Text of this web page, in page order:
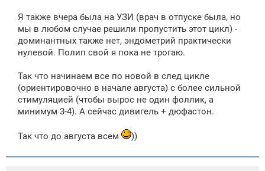
н
и
Я также вчера была на УЗИ (врач в отпуске была, но
мы в любом случае решили пропустить этот цикл) -
доминантных также нет, эндометрий практически
нулевой. Полип свой я пока не трогаю.
Так что начинаем все по новой в след цикле
(ориентировочно в начале августа) с более сильной
стимуляцией (чтобы вырос не один фоллик, а
минимум 3-4). А сейчас дивигель + дюфастон.
Так что до августа всем ))